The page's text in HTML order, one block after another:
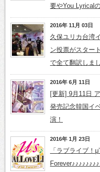
要やYou Lyrical
2016年 11月 03日
久保ユリカ台湾
ン投票がスター
で全て翻訳しま
2016年 6月 11日
[更新] 9月11日
発売記念韓国イ
演！
2016年 1月 23日
「ラブライブ！